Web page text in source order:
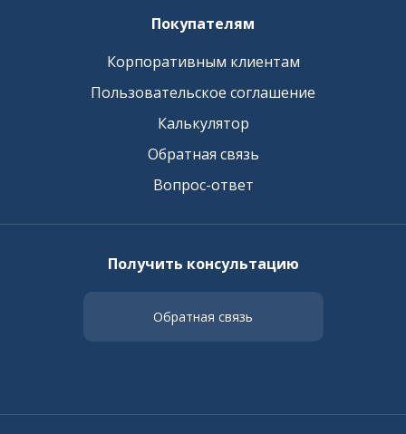
Покупателям
Корпоративным клиентам
Пользовательское соглашение
Калькулятор
Обратная связь
Вопрос-ответ
Получить консультацию
Обратная связь